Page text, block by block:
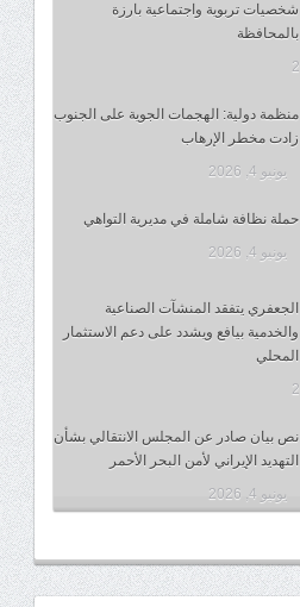
شخصيات تربوية واجتماعية بارزة
بالمحافظة
منظمة دولية: الهجمات الجوية على الجنوب
زادت مخطر الإرهاب
يونيو 4, 2026
حملة نظافة شاملة في مديرية التواهي
يونيو 4, 2026
الجعفري يتفقد المنشآت الصناعية
والخدمية بيافع ويشدد على دعم الاستثمار
المحلي
نص بيان صادر عن المجلس الانتقالي بشأن
التهديد الإيراني لأمن البحر الأحمر
يونيو 4, 2026